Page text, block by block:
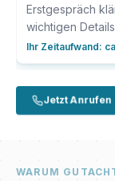
Erstgespräch
wichtigen
den Schaden an
Fahrzeug.
den
uns die
und Wünsche.
Ihr Zeitaufwand:
Jetzt Anrufen
WARUM